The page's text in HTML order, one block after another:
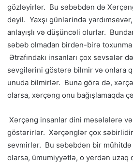
gözləyirlər. Bu səbəbdən də
deyil. Yaxşı günlərində
anlayışlı və düşüncəli olurlar.
səbəb olmadan birdən-birə
Ətrafındakı insanları çox sevsələr
sevgilərini göstərə bilmir və onlara
unuda bilmirlər. Buna görə də,
olarsa, xərçəng onu bağışlamaqda
Xərçəng insanlar dini məsələlərə
göstərirlər. Xərçənglər çox
sevmirlər. Bu səbəbdən bir mühitdə
olarsa, ümumiyyətlə, o yerdən uzaq